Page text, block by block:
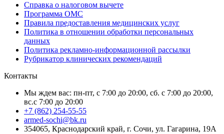
Справка о налоговом вычете
Программа ОМС
Правила предоставления медицинских услуг
Политика в отношении обработки персональных
данных
Политика рекламно-информационной рассылки
Рубрикатор клинических рекомендаций
Контакты
Мы ждем вас: пн-пт, с 7:00 до 20:00, сб. с 7:00 до 20:00,
вс.с 7:00 до 20:00
+7 (862) 254-55-55
armed-sochi@bk.ru
354065, Краснодарский край, г. Сочи, ул. Гагарина, 19А